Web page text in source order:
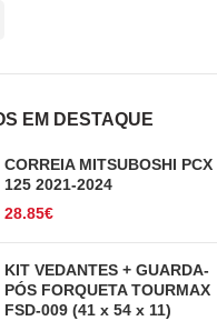
EM DESTAQUE
CORREIA MITSUBOSHI PCX
125 2021-2024
28.85€
KIT VEDANTES + GUARDA-
PÓS FORQUETA TOURMAX
FSD-009 (41 x 54 x 11)